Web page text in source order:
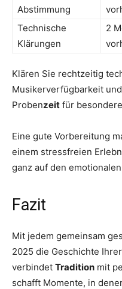
Abstimmung
Technische
Klärungen
2
Klären Sie rechtzeitig
Musikerverfügbarkeit
Probenzeit für
Eine gute Vorbereitung
einem stressfreien
ganz auf den
Fazit
Mit jedem gemeinsam
2025 die Geschichte
verbindet Tradition mit
schafft Momente, in